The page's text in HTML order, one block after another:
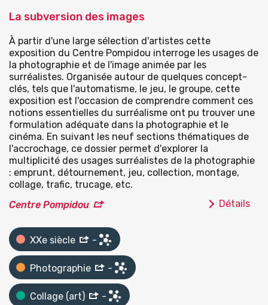
La subversion des images
À partir d'une large sélection d'artistes cette
exposition du Centre Pompidou interroge les usages de
la photographie et de l'image animée par les
surréalistes. Organisée autour de quelques concept-
clés, tels que l'automatisme, le jeu, le groupe, cette
exposition est l'occasion de comprendre comment ces
notions essentielles du surréalisme ont pu trouver une
formulation adéquate dans la photographie et le
cinéma. En suivant les neuf sections thématiques de
l'accrochage, ce dossier permet d'explorer la
multiplicité des usages surréalistes de la photographie
: emprunt, détournement, jeu, collection, montage,
collage, trafic, trucage, etc.
Centre Pompidou
Détails
XXe siècle -
Photographie -
Collage (art) -